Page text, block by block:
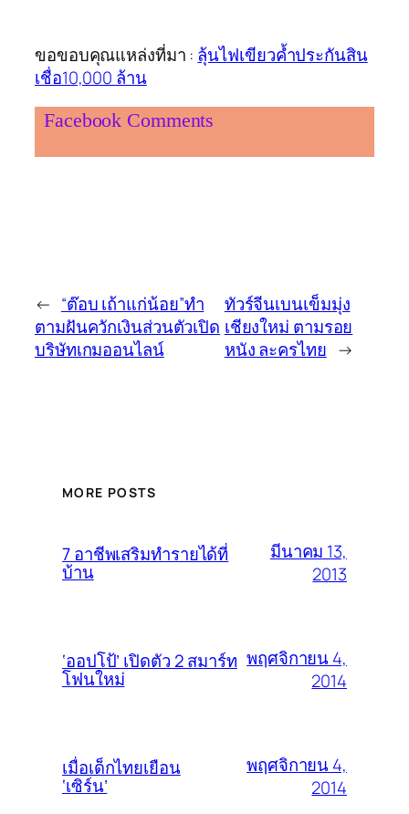
ขอขอบคุณแหล่งที่มา : ลุ้นไฟเขียวค้ำประกันสิน
เชื่อ10,000 ล้าน
Facebook Comments
← “ต๊อบ เถ้าแก่น้อย”ทำ
ตามฝันควักเงินส่วนตัวเปิด
บริษัทเกมออนไลน์
ทัวร์จีนเบนเข็มมุ่ง
เชียงใหม่ ตามรอย
หนัง ละครไทย →
MORE POSTS
7 อาชีพเสริมทำรายได้ที่
บ้าน
มีนาคม 13,
2013
‘ออปโป้’ เปิดตัว 2 สมาร์ท
โฟนใหม่
พฤศจิกายน 4,
2014
เมื่อเด็กไทยเยือน
‘เซิร์น’
พฤศจิกายน 4,
2014